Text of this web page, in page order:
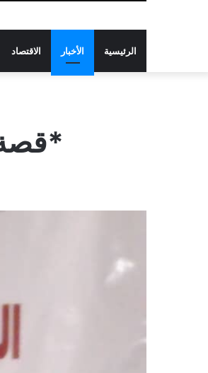
الرئيسية الأخبار الاقتصاد
*قصة